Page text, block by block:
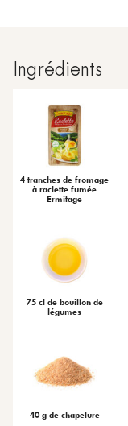
Ingrédients
4 tranches de fromage
à raclette fumée
Ermitage
75 cl de bouillon de
légumes
40 g de chapelure